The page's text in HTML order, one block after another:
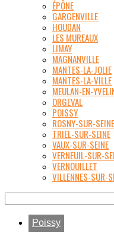
ÉPÔNE
GARGENVILLE
HOUDAN
LES MUREAUX
LIMAY
MAGNANVILLE
MANTES-LA-JOLIE
MANTES-LA-VILLE
MEULAN-EN-
ORGEVAL
POISSY
ROSNY-SUR-SEINE
TRIEL-SUR-SEINE
VAUX-SUR-SEINE
VERNEUIL-SUR-
VERNOUILLET
VILLENNES-SUR-
Poissy